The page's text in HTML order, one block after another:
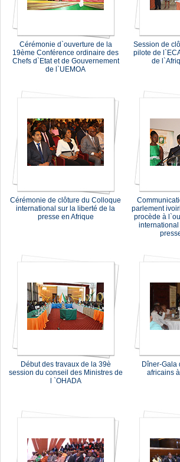
Cérémonie d`ouverture de la
19ème Conférence ordinaire des
Chefs d`Etat et de Gouvernement
de l`UEMOA
Session de
pilote de
de
Cérémonie de clôture du Colloque
international sur la liberté de la
presse en Afrique
parlement
procède à
Début des travaux de la 39è
session du conseil des Ministres de
l `OHADA
Dîner-Gala
africains